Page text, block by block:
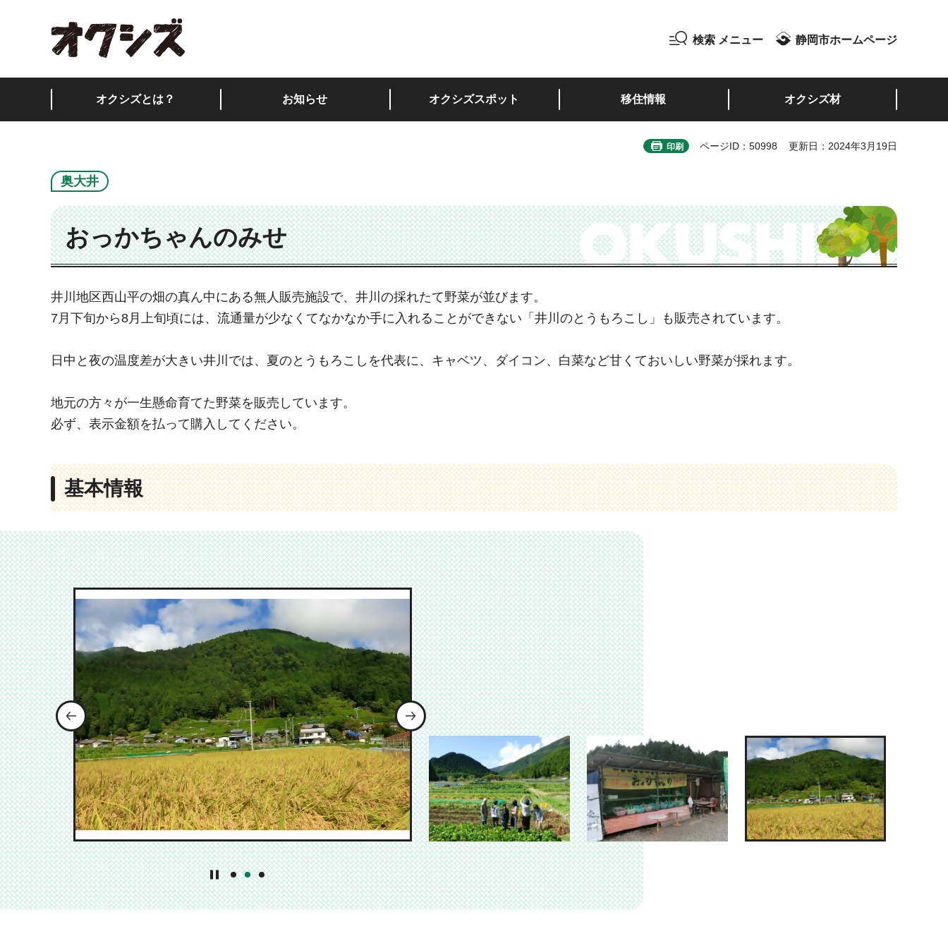
検索 メニュー 静岡市ホームページ
オクシズとは？ お知らせ オクシズスポット 移住情報 オクシズ材
印刷 ページID：50998 更新日：2024年3月19日
奥大井
おっかちゃんのみせ
井川地区西山平の畑の真ん中にある無人販売施設で、井川の採れたて野菜が並びます。
7月下旬から8月上旬頃には、流通量が少なくてなかなか手に入れることができない「井川のとうもろこし」も販売されています。
日中と夜の温度差が大きい井川では、夏のとうもろこしを代表に、キャベツ、ダイコン、白菜など甘くておいしい野菜が採れます。
地元の方々が一生懸命育てた野菜を販売しています。
必ず、表示金額を払って購入してください。
基本情報
前のスライドを表示 次のスライドを表示
1番目のスライドを表示
2番目のスライドを表示
3番目のスライドを表示